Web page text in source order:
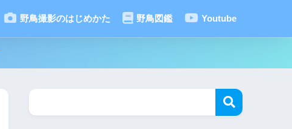
野鳥撮影のはじめかた 野鳥図鑑 Youtube